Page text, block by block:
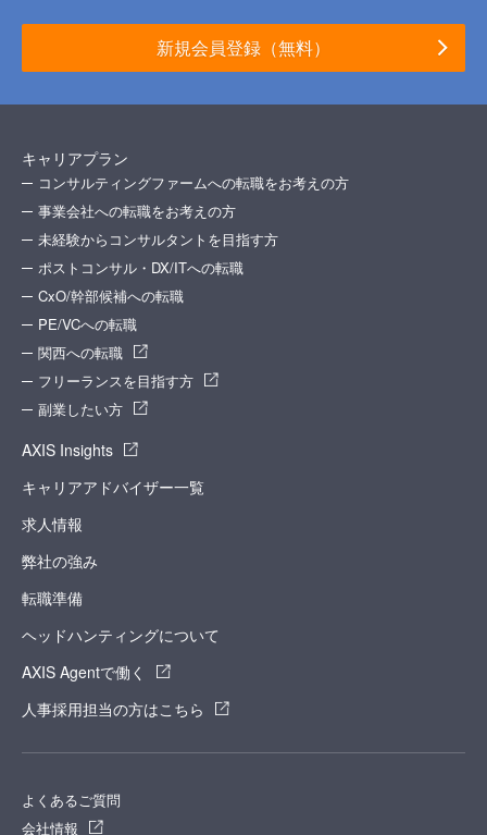
新規会員登録（無料）
キャリアプラン
コンサルティングファームへの転職をお考えの方
事業会社への転職をお考えの方
未経験からコンサルタントを目指す方
ポストコンサル・DX/ITへの転職
CxO/幹部候補への転職
PE/VCへの転職
関西への転職
フリーランスを目指す方
副業したい方
AXIS Insights
キャリアアドバイザー一覧
求人情報
弊社の強み
転職準備
ヘッドハンティングについて
AXIS Agentで働く
人事採用担当の方はこちら
よくあるご質問
会社情報